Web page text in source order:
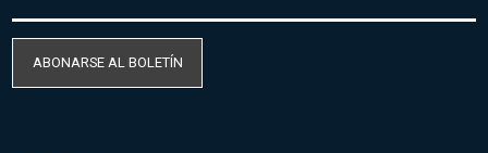
ABONARSE AL BOLETÍN